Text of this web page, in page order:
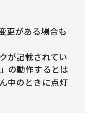
更がある場合も
が記載されてい
の動作するとは
中のときに点灯